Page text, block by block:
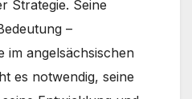
Strategie. Seine
–
im angelsächsischen
es notwendig, seine